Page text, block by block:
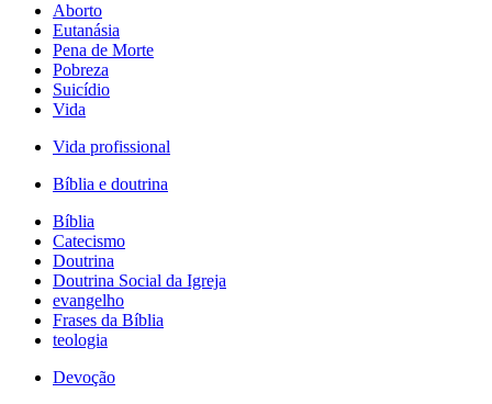
Aborto
Eutanásia
Pena de Morte
Pobreza
Suicídio
Vida
Vida profissional
Bíblia e doutrina
Bíblia
Catecismo
Doutrina
Doutrina Social da Igreja
evangelho
Frases da Bíblia
teologia
Devoção